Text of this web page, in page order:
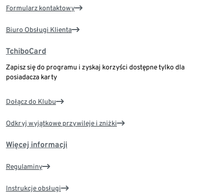
Formularz kontaktowy
Biuro Obsługi Klienta
TchiboCard
Zapisz się do programu i zyskaj korzyści dostępne tylko dla
posiadacza karty
Dołącz do Klubu
Odkryj wyjątkowe przywileje i zniżki
Więcej informacji
Regulaminy
Instrukcje obsługi